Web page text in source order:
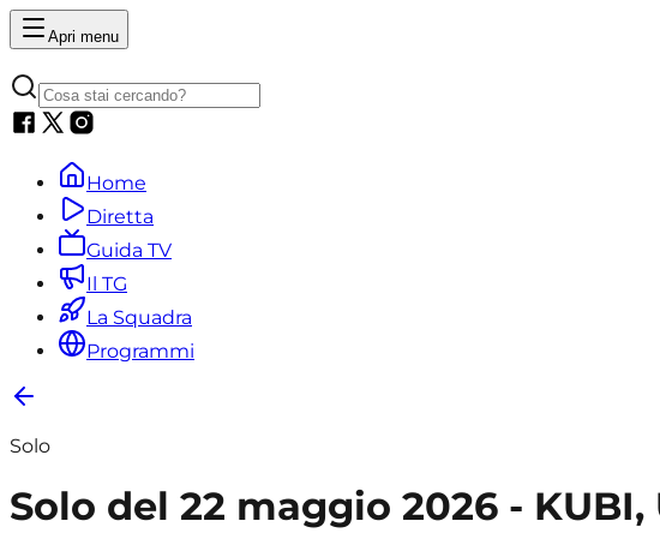
Apri menu
Home
Diretta
Guida TV
Il TG
La Squadra
Programmi
Solo
Solo del 22 maggio 2026 - KUBI,